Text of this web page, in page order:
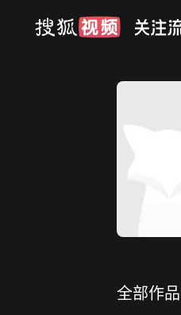
全部作品